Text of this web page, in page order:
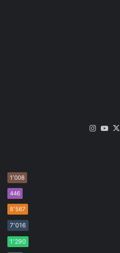
فيسبوك
‫X
‫YouTube
1٬008
446
8٬567
7٬016
1٬290